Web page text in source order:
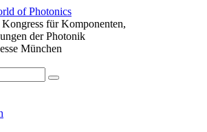
für Komponenten,
der Photonik
München